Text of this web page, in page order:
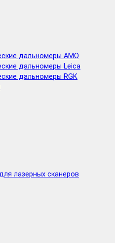
дальномеры AMO
дальномеры Leica
дальномеры RGK
лазерных сканеров